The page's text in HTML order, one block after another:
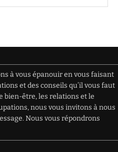
à vous épanouir en vous faisant
et des conseils qu’il vous faut
bien-être, les relations et le
nous vous invitons à nous
Nous vous répondrons